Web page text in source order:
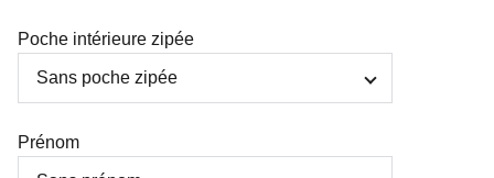
Poche intérieure zipée
Prénom